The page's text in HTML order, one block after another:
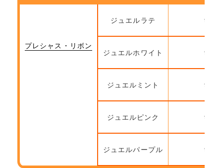
プレシャス・リボン
ジュエルラテ 9月
ジュエルホワイト 9月
ジュエルミント 9月
ジュエルピンク 9月
ジュエルパープル 9月